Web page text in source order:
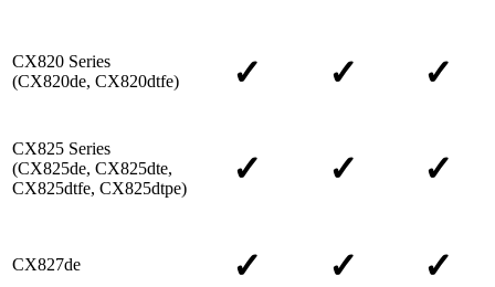
CX820 Series
(CX820de, CX820dtfe)
✓ ✓ ✓
CX825 Series
(CX825de, CX825dte,
CX825dtfe, CX825dtpe)
✓ ✓ ✓
CX827de ✓ ✓ ✓